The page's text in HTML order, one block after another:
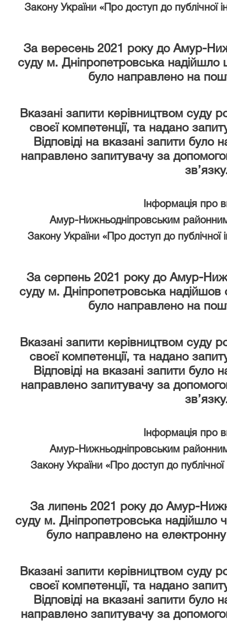
Закону України «Про доступ до публічної
За вересень 2021 року до Амур-
суду м. Дніпропетровська надійшло
було направлено на
Вказані запити керівництвом суду
своєї компетенції, та надано
Відповіді на вказані запити
направлено запитувачу за
Інформація про
Амур-Нижньодніпровським
Закону України «Про доступ до публічної
За серпень 2021 року до Амур-
суду м. Дніпропетровська надійшов
було направлено на
Вказані запити керівництвом суду
своєї компетенції, та надано
Відповіді на вказані запити
направлено запитувачу за
Інформація про
Амур-Нижньодніпровським
Закону України «Про доступ до
За липень 2021 року до Амур-
суду м. Дніпропетровська надійшло
було направлено на
Вказані запити керівництвом суду
своєї компетенції, та надано
Відповіді на вказані запити
направлено запитувачу за